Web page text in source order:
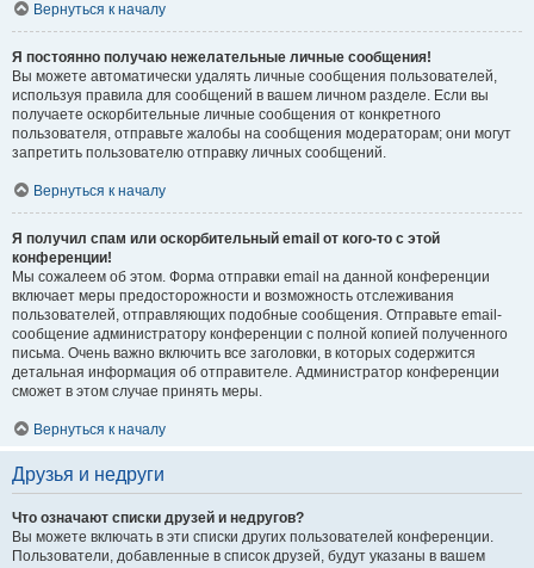
Вернуться к началу
Я постоянно получаю нежелательные личные сообщения!
Вы можете автоматически удалять личные сообщения пользователей,
используя правила для сообщений в вашем личном разделе. Если вы
получаете оскорбительные личные сообщения от конкретного
пользователя, отправьте жалобы на сообщения модераторам; они могут
запретить пользователю отправку личных сообщений.
Вернуться к началу
Я получил спам или оскорбительный email от кого-то с этой
конференции!
Мы сожалеем об этом. Форма отправки email на данной конференции
включает меры предосторожности и возможность отслеживания
пользователей, отправляющих подобные сообщения. Отправьте email-
сообщение администратору конференции с полной копией полученного
письма. Очень важно включить все заголовки, в которых содержится
детальная информация об отправителе. Администратор конференции
сможет в этом случае принять меры.
Вернуться к началу
Друзья и недруги
Что означают списки друзей и недругов?
Вы можете включать в эти списки других пользователей конференции.
Пользователи, добавленные в список друзей, будут указаны в вашем